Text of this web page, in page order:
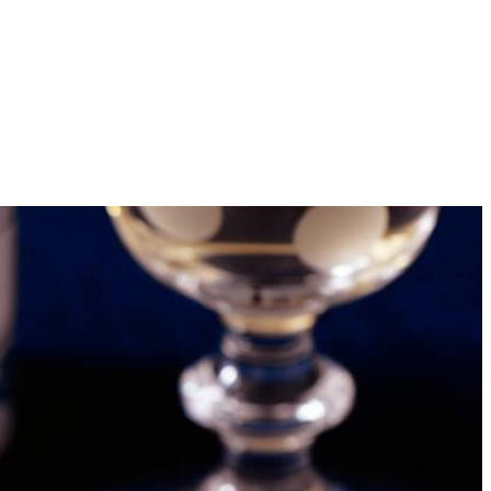
vork de eidooiers, mayonaise, crème fraîche, bieslook, mosterd